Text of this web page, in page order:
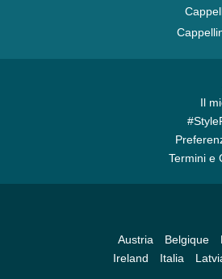
Cleveland Browns
Denver Broncos
Denver Nuggets
Il
Termini e
Austria Belgique
Ireland
Italia